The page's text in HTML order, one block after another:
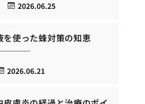
2026.06.25
を使った蜂対策の知恵
2026.06.21